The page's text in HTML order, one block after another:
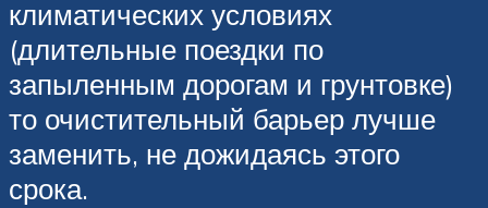
климатических условиях
(длительные поездки по
запыленным дорогам и грунтовке)
то очистительный барьер лучше
заменить, не дожидаясь этого
срока.